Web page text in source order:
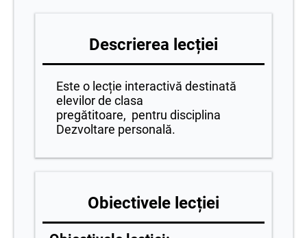
Descrierea lecției
Este o lecție interactivă destinată
elevilor de clasa
pregătitoare, pentru disciplina
Dezvoltare personală.
Obiectivele lecției